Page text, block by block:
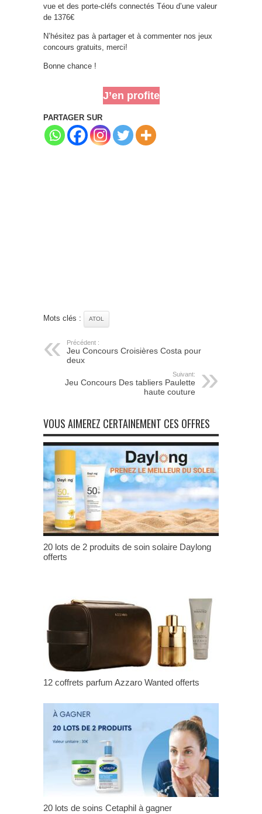
vue et des porte-cléfs connectés Téou d’une valeur
de 1376€
N’hésitez pas à partager et à commenter nos jeux
concours gratuits, merci!
Bonne chance !
J’en profite
PARTAGER SUR
Mots clés : ATOL
Précédent :
Jeu Concours Croisières Costa pour
deux
Suivant:
Jeu Concours Des tabliers Paulette
haute couture
VOUS AIMEREZ CERTAINEMENT CES OFFRES
20 lots de 2 produits de soin solaire Daylong
offerts
12 coffrets parfum Azzaro Wanted offerts
20 lots de soins Cetaphil à gagner